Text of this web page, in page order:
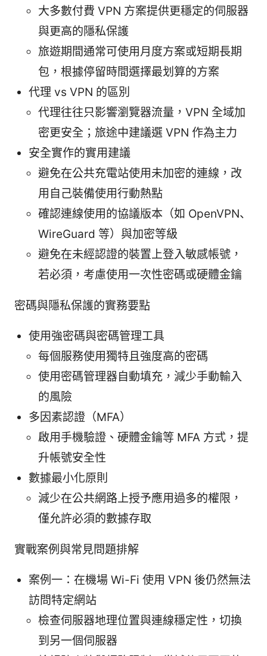
大多數付費 VPN 方案提供更穩定的伺服器
與更高的隱私保護
旅遊期間通常可使用月度方案或短期長期
包，根據停留時間選擇最划算的方案
代理 vs VPN 的區別
代理往往只影響瀏覽器流量，VPN 全域加
密更安全；旅途中建議選 VPN 作為主力
安全實作的實用建議
避免在公共充電站使用未加密的連線，改
用自己裝備使用行動熱點
確認連線使用的協議版本（如 OpenVPN、
WireGuard 等）與加密等級
避免在未經認證的裝置上登入敏感帳號，
若必須，考慮使用一次性密碼或硬體金鑰
密碼與隱私保護的實務要點
使用強密碼與密碼管理工具
每個服務使用獨特且強度高的密碼
使用密碼管理器自動填充，減少手動輸入
的風險
多因素認證（MFA）
啟用手機驗證、硬體金鑰等 MFA 方式，提
升帳號安全性
數據最小化原則
減少在公共網路上授予應用過多的權限，
僅允許必須的數據存取
實戰案例與常見問題排解
案例一：在機場 Wi-Fi 使用 VPN 後仍然無法
訪問特定網站
檢查伺服器地理位置與連線穩定性，切換
到另一個伺服器